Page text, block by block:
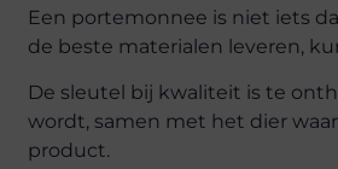
Een portemonnee is niet iets
de beste materialen leveren,
De sleutel bij kwaliteit is te
wordt, samen met het dier
product.